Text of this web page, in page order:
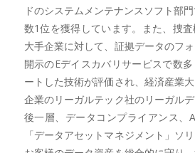
ドのシステムメンテナンスソフト部
数1位を獲得しています。また、捜査
大手企業に対して、証拠データのフ
開示のEデイスカバリサービスで数
ートした技術が評価され、経済産業
企業のリーガルテック社のリーガル
後一層、データコンプライアンス、
「データアセットマネジメント」ソ